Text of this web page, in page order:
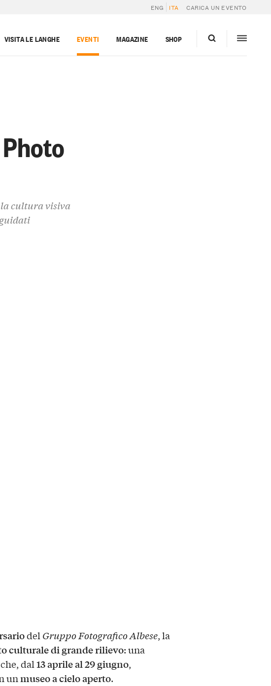
ENG ITA CARICA UN EVENTO
VISITA LE LANGHE EVENTI MAGAZINE SHOP
la cultura visiva
delGruppo Fotografico Albese, la
culturale di grande rilievo: una
dal13 aprile al 29 giugno,
unmuseo a cielo aperto.